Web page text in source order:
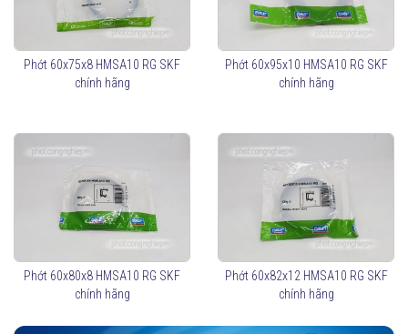
Phớt 60x75x8 HMSA10 RG SKF
chính hãng
Phớt 60x95x10 HMSA10 RG SKF
chính hãng
Phớt 60x80x8 HMSA10 RG SKF
chính hãng
Phớt 60x82x12 HMSA10 RG SKF
chính hãng